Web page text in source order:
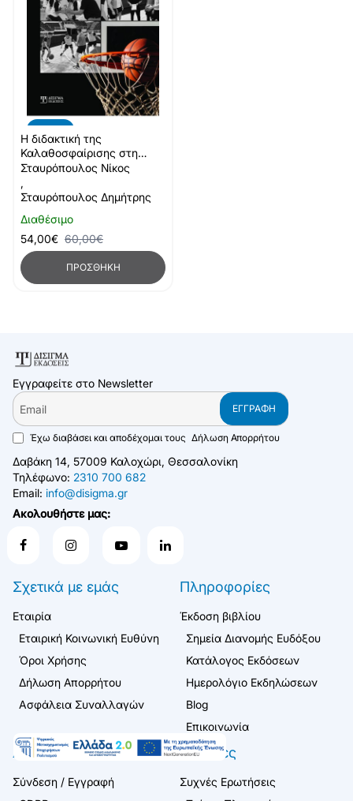
Διαθέσιμο
Η διδακτική της
Καλαθοσφαίρισης στη
Φυσική Αγωγή
Σταυρόπουλος Νίκος
,
Σταυρόπουλος Δημήτρης
54,00€ 60,00€
ΠΡΟΣΘΉΚΗ
Εγγραφείτε στο Newsletter
Email
ΕΓΓΡΑΦΉ
Έχω διαβάσει και αποδέχομαι τους Δήλωση Απορρήτου
Δαβάκη 14, 57009 Καλοχώρι, Θεσσαλονίκη
Τηλέφωνο: 2310 700 682
Email: info@disigma.gr
Ακολουθήστε μας:
Σχετικά με εμάς
Εταιρία
Εταιρική Κοινωνική Ευθύνη
Όροι Χρήσης
Δήλωση Απορρήτου
Ασφάλεια Συναλλαγών
Πληροφορίες
Έκδοση βιβλίου
Σημεία Διανομής Ευδόξου
Κατάλογος Εκδόσεων
Ημερολόγιο Εκδηλώσεων
Blog
Επικοινωνία
Λογαριασμός
Σύνδεση / Εγγραφή
Πελάτες
Συχνές Ερωτήσεις